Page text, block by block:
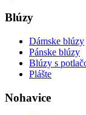
Blúzy
Dámske blúzy
Pánske blúzy
Blúzy s
Plášte
Nohavice